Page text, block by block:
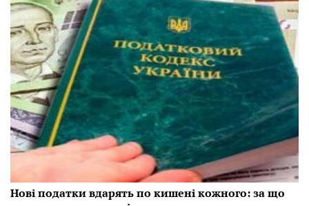
Нові податки вдарять по кишені кожного: за що